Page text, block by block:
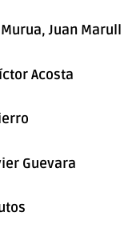
Juan Marull
Acosta
Guevara